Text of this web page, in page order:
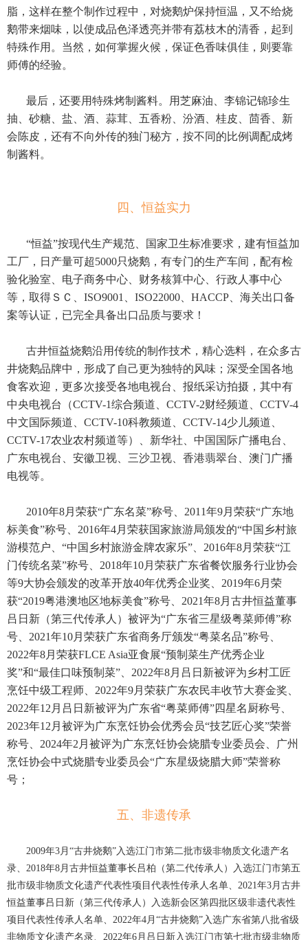
脂，这样在整个制作过程中，对烧鹅炉保持恒温，又不给烧
鹅带来烟味，以使成品色泽透亮并带有荔枝木的清香，起到
特殊作用。当然，如何掌握火候，保证色香味俱佳，则要靠
师傅的经验。
最后，还要用特殊烤制酱料。用芝麻油、李锦记锦珍生
抽、砂糖、盐、酒、蒜茸、五香粉、汾酒、桂皮、茴香、新
会陈皮，还有不向外传的独门秘方，按不同的比例调配成烤
制酱料。
四、恒益实力
“恒益”按现代生产规范、国家卫生标准要求，建有恒益加
工厂，日产量可超5000只烧鹅，有专门的生产车间，配有检
验化验室、电子商务中心、财务核算中心、行政人事中心
等，取得ＳＣ、ISO9001、ISO22000、HACCP、海关出口备
案等认证，已完全具备出口品质与要求！
古井恒益烧鹅沿用传统的制作技术，精心选料，在众多古
井烧鹅品牌中，形成了自己更为独特的风味；深受全国各地
食客欢迎，更多次接受各地电视台、报纸采访拍摄，其中有
中央电视台（CCTV-1综合频道、CCTV-2财经频道、CCTV-4
中文国际频道、CCTV-10科教频道、CCTV-14少儿频道、
CCTV-17农业农村频道等）、新华社、中国国际广播电台、
广东电视台、安徽卫视、三沙卫视、香港翡翠台、澳门广播
电视等。
2010年8月荣获“广东名菜”称号、2011年9月荣获“广东地
标美食”称号、2016年4月荣获国家旅游局颁发的“中国乡村旅
游模范户、“中国乡村旅游金牌农家乐”、2016年8月荣获“江
门传统名菜”称号、2018年10月荣获广东省餐饮服务行业协会
等9大协会颁发的改革开放40年优秀企业奖、2019年6月荣
获“2019粤港澳地区地标美食”称号、2021年8月古井恒益董事
吕日新（第三代传承人）被评为“广东省三星级粤菜师傅”称
号、2021年10月荣获广东省商务厅颁发“粤菜名品”称号、
2022年8月荣获FLCE Asia亚食展“预制菜生产优秀企业
奖”和“最佳口味预制菜”、2022年8月吕日新被评为乡村工匠
烹饪中级工程师、2022年9月荣获广东农民丰收节大赛金奖、
2022年12月吕日新被评为广东省“粤菜师傅”四星名厨称号、
2023年12月被评为广东烹饪协会优秀会员“技艺匠心奖”荣誉
称号、2024年2月被评为广东烹饪协会烧腊专业委员会、广州
烹饪协会中式烧腊专业委员会“广东星级烧腊大师”荣誉称
号；
五、非遗传承
2009年3月“古井烧鹅”入选江门市第二批市级非物质文化遗产名
录、2018年8月古井恒益董事长吕柏（第二代传承人）入选江门市第五
批市级非物质文化遗产代表性项目代表性传承人名单、2021年3月古井
恒益董事吕日新（第三代传承人）入选新会区第四批区级非遗代表性
项目代表性传承人名单、2022年4月“古井烧鹅”入选广东省第八批省级
非物质文化遗产名录、2022年6月吕日新入选江门市第七批市级非物质